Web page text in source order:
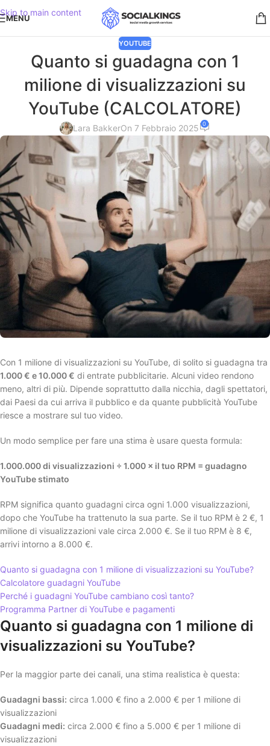
Skip to main content
MENU
YOUTUBE
Quanto si guadagna con 1
milione di visualizzazioni su
YouTube (CALCOLATORE)
Lara BakkerOn 7 Febbraio 2025 0
Con 1 milione di visualizzazioni su YouTube, di solito si guadagna tra
1.000 € e 10.000 € di entrate pubblicitarie. Alcuni video rendono
meno, altri di più. Dipende soprattutto dalla nicchia, dagli spettatori,
dai Paesi da cui arriva il pubblico e da quante pubblicità YouTube
riesce a mostrare sul tuo video.
Un modo semplice per fare una stima è usare questa formula:
1.000.000 di visualizzazioni ÷ 1.000 × il tuo RPM = guadagno
YouTube stimato
RPM significa quanto guadagni circa ogni 1.000 visualizzazioni,
dopo che YouTube ha trattenuto la sua parte. Se il tuo RPM è 2 €, 1
milione di visualizzazioni vale circa 2.000 €. Se il tuo RPM è 8 €,
arrivi intorno a 8.000 €.
Quanto si guadagna con 1 milione di visualizzazioni su YouTube?
Calcolatore guadagni YouTube
Perché i guadagni YouTube cambiano così tanto?
Programma Partner di YouTube e pagamenti
Quanto si guadagna con 1 milione di
visualizzazioni su YouTube?
Per la maggior parte dei canali, una stima realistica è questa:
Guadagni bassi: circa 1.000 € fino a 2.000 € per 1 milione di
visualizzazioni
Guadagni medi: circa 2.000 € fino a 5.000 € per 1 milione di
visualizzazioni